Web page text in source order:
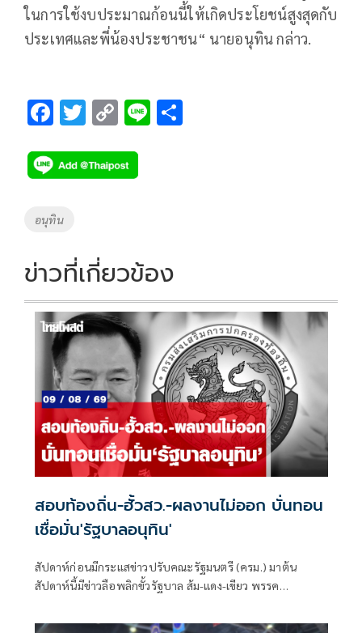
ในการใช้งบประมาณก้อนนี้ให้เกิดประโยชน์สูงสุดกับ
ประเทศและพี่น้องประชาชน“ นายอนุทิน กล่าว.
F
e
b
o
k
T
tt
er
C
p
y
k
Li
Tags
อนุทิน
ข่าวที่เกี่ยวข้อง
สอบท้องถิ่น-ฮั้วสว.-ผลงานไม่ออก บั่นทอน
เชื่อมั่น'รัฐบาลอนุทิน'
สัปดาห์ก่อนมีกระแสข่าวปรับคณะรัฐมนตรี (ครม.) มาต้น
สัปดาห์นี้มีข่าวลือพลิกขั้วรัฐบาล ส้ม-แดง-เขียว พรรค